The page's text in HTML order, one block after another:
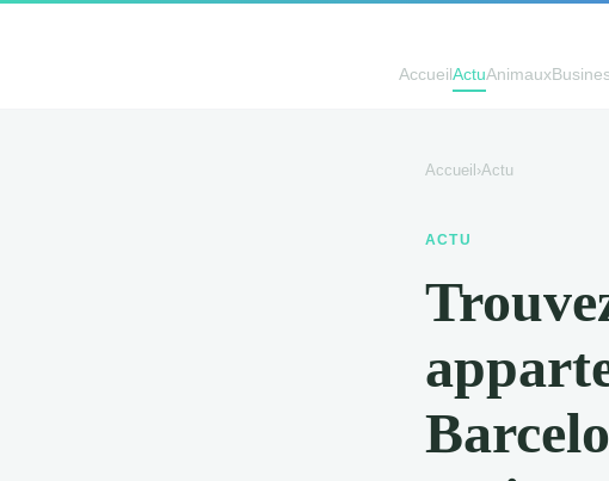
AccueilActuAnimaux
Accueil ›Actu
ACTU